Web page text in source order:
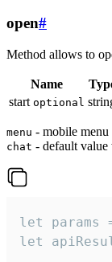
open#
Method allows to
Name
start optional
menu - mobile
chat - default
let
let